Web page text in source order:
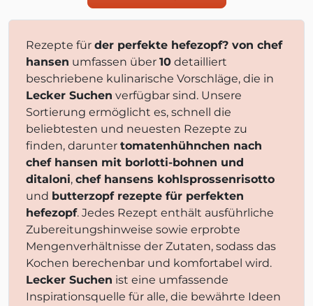
Rezepte für der perfekte hefezopf? von chef
hansen umfassen über 10 detailliert
beschriebene kulinarische Vorschläge, die in
Lecker Suchen verfügbar sind. Unsere
Sortierung ermöglicht es, schnell die
beliebtesten und neuesten Rezepte zu
finden, darunter tomatenhühnchen nach
chef hansen mit borlotti-bohnen und
ditaloni, chef hansens kohlsprossenrisotto
und butterzopf rezepte für perfekten
hefezopf. Jedes Rezept enthält ausführliche
Zubereitungshinweise sowie erprobte
Mengenverhältnisse der Zutaten, sodass das
Kochen berechenbar und komfortabel wird.
Lecker Suchen ist eine umfassende
Inspirationsquelle für alle, die bewährte Ideen